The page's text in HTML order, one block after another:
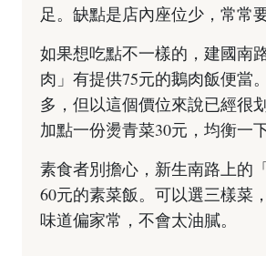
足。缺點是店內座位少，常常要
如果想吃點不一樣的，建國南
肉」有提供75元的鵝肉飯便當
多，但以這個價位來說已經很
加點一份燙青菜30元，均衡一下
素食者別擔心，新生南路上的
60元的素菜飯。可以選三樣菜
味道偏家常，不會太油膩。